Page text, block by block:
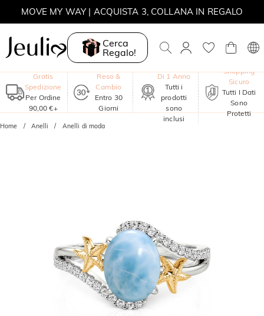
MOVE MY WAY | ACQUISTA 3, COLLANA IN REGALO
Cerca
Regalo!
Gratis
Spedizione
Per Ordine
90,00 €+
Reso &
Cambio
Entro 30
Giorni
Di 1 Anno
Tutti i
prodotti
sono
inclusi
Shopping
Sicuro
Tutti I Dati
Sono
Protetti
Home Anelli Anelli di moda